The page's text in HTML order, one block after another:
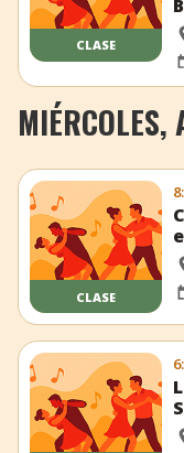
CLASE
MIÉRCOLES,
CLASE